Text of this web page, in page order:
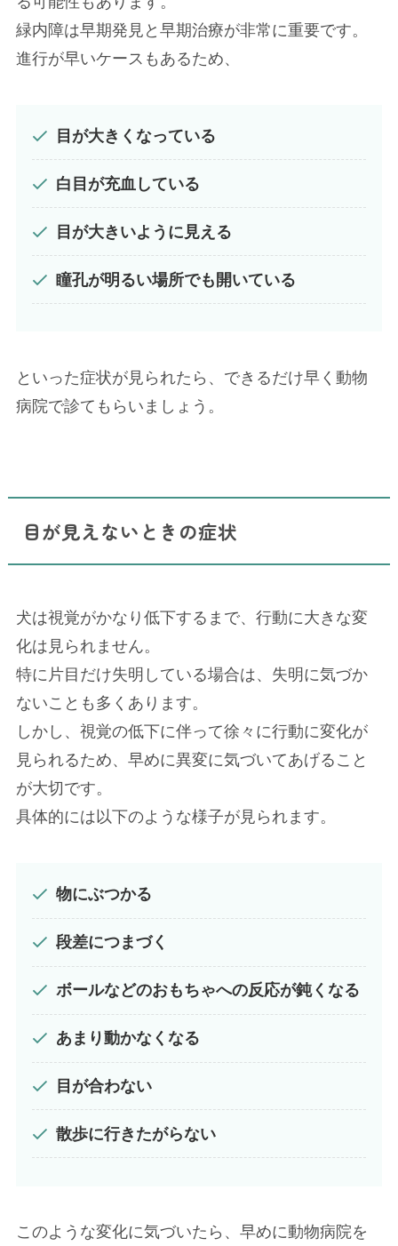
緑内障は早期発見と早期治療が非常に重要です。
進行が早いケースもあるため、
目が大きくなっている
白目が充血している
目が大きいように見える
瞳孔が明るい場所でも開いている
といった症状が見られたら、できるだけ早く動物
病院で診てもらいましょう。
目が見えないときの症状
犬は視覚がかなり低下するまで、行動に大きな変
化は見られません。
特に片目だけ失明している場合は、失明に気づか
ないことも多くあります。
しかし、視覚の低下に伴って徐々に行動に変化が
見られるため、早めに異変に気づいてあげること
が大切です。
具体的には以下のような様子が見られます。
物にぶつかる
段差につまづく
ボールなどのおもちゃへの反応が鈍くなる
あまり動かなくなる
目が合わない
散歩に行きたがらない
このような変化に気づいたら、早めに動物病院を